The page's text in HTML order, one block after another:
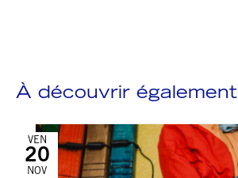
À découvrir également
VEN
20
NOV